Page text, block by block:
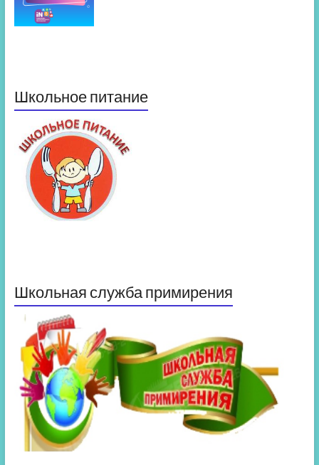
Школьное питание
Школьная служба примирения